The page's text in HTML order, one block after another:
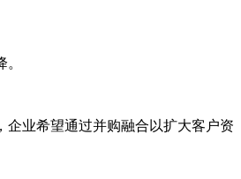
业希望通过并购融合以扩大客户资